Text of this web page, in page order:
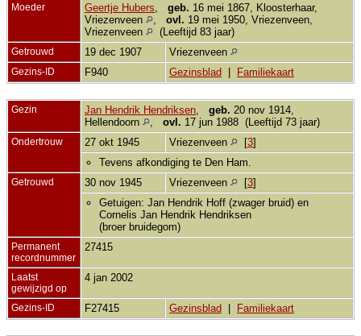
Moeder Geertje Hubers geb. 16 mei 1867, Kloosterhaar,
Vriezenveen
ovl. 19 mei 1950, Vriezenveen,
Vriezenveen
(Leeftijd 83 jaar)
Getrouwd 19 dec 1907 Vriezenveen
Gezins-ID F940 Gezinsblad Familiekaart
Gezin Jan Hendrik Hendriksen geb. 20 nov 1914,
Hellendoorn
ovl. 17 jun 1988 (Leeftijd 73 jaar)
Ondertrouw 27 okt 1945 Vriezenveen [3]
Tevens afkondiging te Den Ham.
Getrouwd 30 nov 1945 Vriezenveen [3]
Getuigen: Jan Hendrik Hoff (zwager bruid) en
Cornelis Jan Hendrik Hendriksen
(broer bruidegom)
Permanent
recordnummer
27415
Laatst
gewijzigd op
4 jan 2002
Gezins-ID F27415 Gezinsblad Familiekaart